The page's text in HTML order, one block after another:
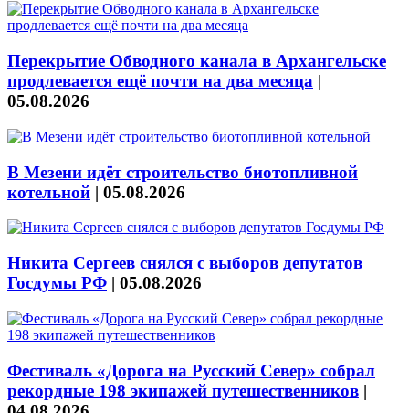
Перекрытие Обводного канала в Архангельске
продлевается ещё почти на два месяца |
05.08.2026
В Мезени идёт строительство биотопливной
котельной | 05.08.2026
Никита Сергеев снялся с выборов депутатов
Госдумы РФ | 05.08.2026
Фестиваль «Дорога на Русский Север» собрал
рекордные 198 экипажей путешественников |